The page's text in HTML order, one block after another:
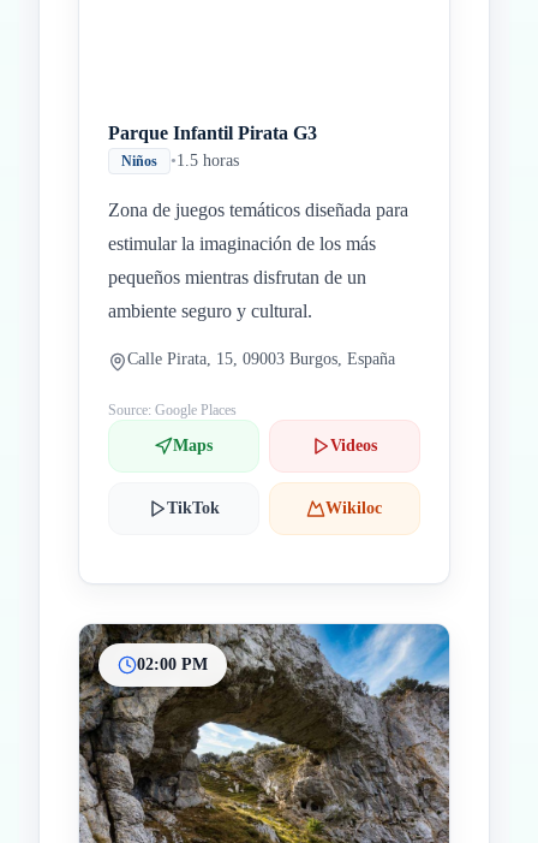
Parque Infantil Pirata G3
Niños •1.5 horas
Zona de juegos temáticos diseñada para
estimular la imaginación de los más
pequeños mientras disfrutan de un
ambiente seguro y cultural.
Calle Pirata, 15, 09003 Burgos, España
Source: Google Places
Maps Videos
TikTok Wikiloc
02:00 PM